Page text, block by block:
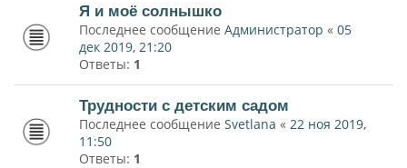
Я и моё солнышко
Последнее сообщение Администратор « 05
дек 2019, 21:20
Ответы: 1
Трудности с детским садом
Последнее сообщение Svetlana « 22 ноя 2019,
11:50
Ответы: 1